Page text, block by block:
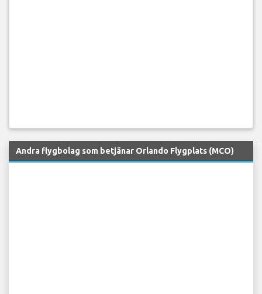
Andra flygbolag som betjänar Orlando Flygplats (MCO)